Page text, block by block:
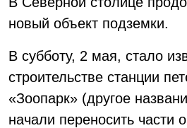
новый объект подземки.
В субботу, 2 мая, стало
строительстве станции
«Зоопарк» (другое
начали переносить части